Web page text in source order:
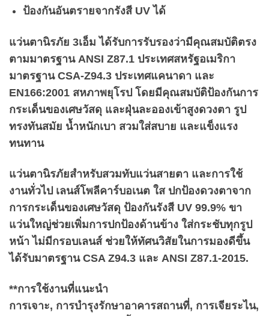
ป้องกันอันตรายจากรังสี UV ได้
แว่นตานิรภัย 3เอ็ม ได้รับการรับรองว่ามีคุณสมบัติตรง
ตามมาตรฐาน ANSI Z87.1 ประเทศสหรัฐอเมริกา
มาตรฐาน CSA-Z94.3 ประเทศแคนาดา และ
EN166:2001 สหภาพยุโรป โดยมีคุณสมบัติป้องกันการ
กระเด็นของเศษวัสดุ และฝุ่นละอองเข้าสูงดวงตา รูป
ทรงทันสมัย น้ำหนักเบา สวมใส่สบาย และแข็งแรง
ทนทาน
แว่นตานิรภัยสำหรับสวมทับแว่นสายตา และการใช้
งานทั่วไป เลนส์โพลีคาร์บอเนต ใส ปกป้องดวงตาจาก
การกระเด็นของเศษวัสดุ ป้องกันรังสี UV 99.9% ขา
แว่นใหญ่ช่วยเพิ่มการปกป้องด้านข้าง ใส่กระชับทุกรูป
หน้า ไม่มีกรอบเลนส์ ช่วยให้ทัศนวิสัยในการมองดีขึ้น
ได้รับมาตรฐาน CSA Z94.3 และ ANSI Z87.1-2015.
**การใช้งานที่แนะนำ
การเจาะ, การบำรุงรักษาอาคารสถานที่, การเจียระไน,